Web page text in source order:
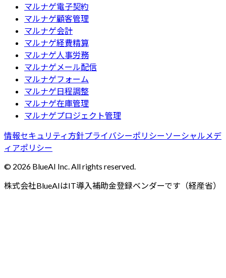
マルナゲ電子契約
マルナゲ顧客管理
マルナゲ会計
マルナゲ経費精算
マルナゲ人事労務
マルナゲメール配信
マルナゲフォーム
マルナゲ日程調整
マルナゲ在庫管理
マルナゲプロジェクト管理
情報セキュリティ方針プライバシーポリシー ソーシャルメデ
ィアポリシー
© 2026 BlueAI Inc. All rights reserved.
株式会社BlueAIはIT導入補助金登録ベンダーです（経産省）